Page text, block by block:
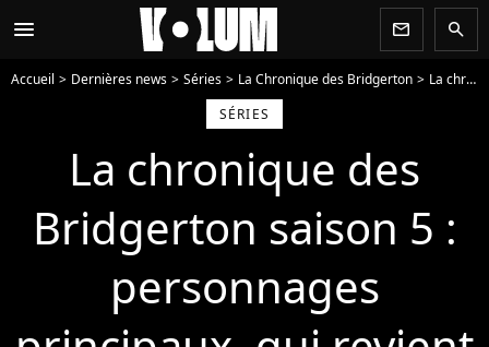
menu newsletter search
Accueil Dernières news Séries La Chronique des Bridgerton
La chronique des Bridgerton saison 5 : personnages principaux, qui revient et qui part, saut dans le temps et tout ce que l'on sait sur la suite de la série
SÉRIES
La chronique des
Bridgerton saison 5 :
personnages